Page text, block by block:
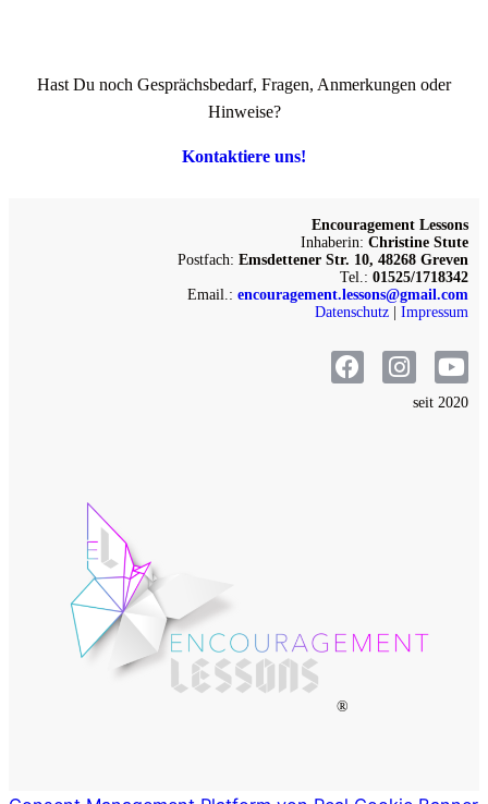
Hast Du noch Gesprächsbedarf, Fragen, Anmerkungen oder
Hinweise?
Kontaktiere uns!
Encouragement Lessons
Inhaberin: Christine Stute
Postfach: Emsdettener Str. 10, 48268 Greven
Tel.: 01525/1718342
Email.: encouragement.lessons@gmail.com
Datenschutz | Impressum
seit 2020
®